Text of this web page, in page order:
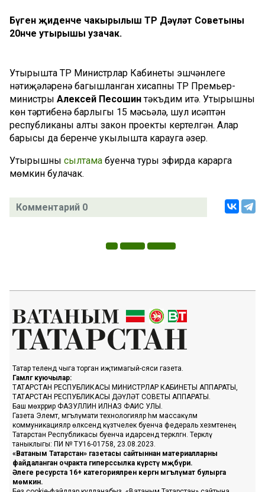
Бүген җиденче чакырылыш ТР Дәүләт Советының
20нче утырышы узачак.
Утырышта ТР Министрлар Кабинеты эшчәнлеге
нәтиҗәләренә багышланган хисапны ТР Премьер-
министры Алексей Песошинтәкъдим итә. Утырышның
көн тәртибенә барлыгы 15 мәсьәлә, шул исәптән
республиканың алты закон проекты кертелгән. Алар
барысы да беренче укылышта карауга әзер.
Утырышны сылтама буенча туры эфирда карарга
мөмкин булачак.
Комментарий 0
Татар телендә чыга торган иҗтимагый-сәяси газета.
Гамәлгә куючылар:
ТАТАРСТАН РЕСПУБЛИКАСЫ МИНИСТРЛАР КАБИНЕТЫ АППАРАТЫ,
ТАТАРСТАН РЕСПУБЛИКАСЫ ДӘҮЛӘТ СОВЕТЫ АППАРАТЫ.
Баш мөхәррир ФАЗУЛЛИН ИЛНАЗ ФАИС УЛЫ.
Газета Элемтә, мәгълүмати технологияләр һәм массакүләм
коммуникацияләр өлкәсендә күзәтчелек буенча федераль хезмәтенең
Татарстан Республикасы буенча идарәсендә теркәлгән. Теркәлү
таныклыгы: ПИ № ТУ16-01758, 23.08.2023.
«Ватаным Татарстан» газетасы сайтыннан материалларны
файдаланган очракта гиперссылка күрсәтү мәҗбүри.
Әлеге ресурста 16+ категорияләренә кергән мәгълүмат булырга
мөмкин.